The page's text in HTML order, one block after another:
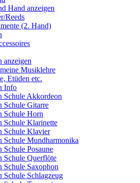
Hand anzeigen
Reeds
(2. Hand)
anzeigen
Musiklehre
Etüden etc.
Info
Schule Akkordeon
Schule Gitarre
Schule Horn
Schule Klarinette
Schule Klavier
Schule Mundharmonika
Schule Posaune
Schule Querflöte
Schule Saxophon
Schule Schlagzeug